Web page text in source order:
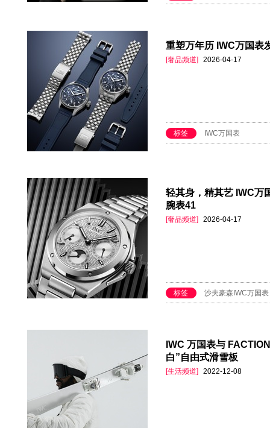
重塑万年历 IWC万国表
[奢品频道] 2026-04-17
标签 IWC万国表
轻其身，精其艺 IWC万
腕表41
[奢品频道] 2026-04-17
标签 沙夫豪森IWC万国表
IWC 万国表与
白”自由式滑雪板
[生活频道] 2022-12-08